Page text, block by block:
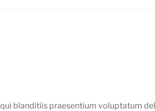
blanditiis praesentium voluptatum